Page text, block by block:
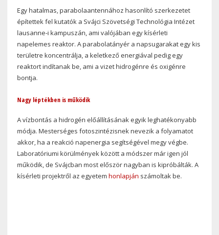
Egy hatalmas, parabolaantennához hasonlító szerkezetet
építettek fel kutatók a Svájci Szövetségi Technológia Intézet
lausanne-i kampuszán, ami valójában egy kísérleti
napelemes reaktor. A parabolatányér a napsugarakat egy kis
területre koncentrálja, a keletkező energiával pedig egy
reaktort indítanak be, ami a vizet hidrogénre és oxigénre
bontja.
Nagy léptékben is működik
A vízbontás a hidrogén előállításának egyik leghatékonyabb
módja. Mesterséges fotoszintézisnek nevezik a folyamatot
akkor, ha a reakció napenergia segítségével megy végbe.
Laboratóriumi körülmények között a módszer már igen jól
működik, de Svájcban most először nagyban is kipróbálták. A
kísérleti projektről az egyetem honlapján számoltak be.